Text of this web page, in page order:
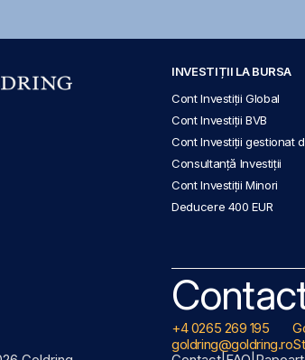
INVESTIȚII LA BURSA
Cont Investiții Global
Cont Investiții BVB
Cont Investiții gestionat
Consultanță Investiții
Cont Investiții Minori
Deducere 400 EUR
+4 0265 269 195
goldring@goldring.ro